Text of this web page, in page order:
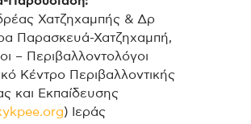
Χατζηχαμπής & Δρ
Παρασκευά-Χατζηχαμπή,
– Περιβαλλοντολόγοι
Κέντρο Περιβαλλοντικής
και Εκπαίδευσης
) Ιεράς